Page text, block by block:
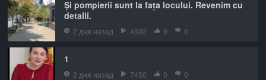
Și pompierii sunt la fața locului. Revenim cu
detalii.
2 дня назад 4592 0 0
1
2 дня назад 7450 0 0